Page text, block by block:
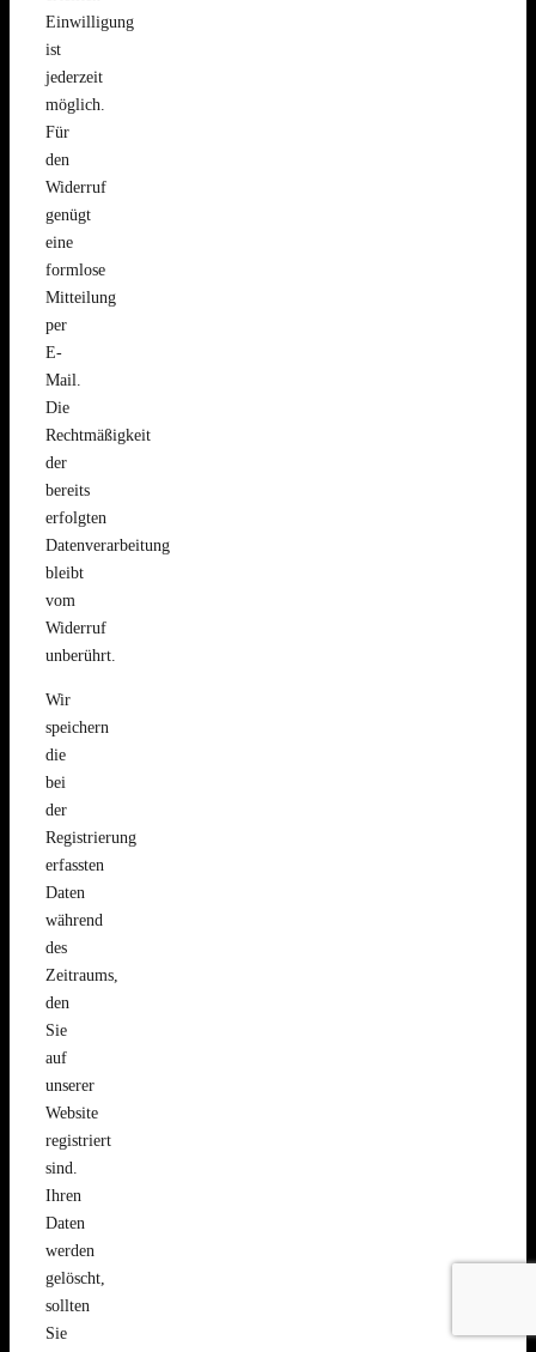
Einwilligung
ist
jederzeit
möglich.
Für
den
Widerruf
genügt
eine
formlose
Mitteilung
per
E-
Mail.
Die
Rechtmäßigkeit
der
bereits
erfolgten
Datenverarbeitung
bleibt
vom
Widerruf
unberührt.
Wir
speichern
die
bei
der
Registrierung
erfassten
Daten
während
des
Zeitraums,
den
Sie
auf
unserer
Website
registriert
sind.
Ihren
Daten
werden
gelöscht,
sollten
Sie